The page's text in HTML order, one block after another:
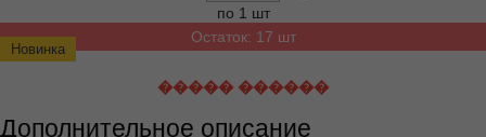
Новинка
по 1 шт
Остаток: 17 шт
����� ������
Дополнительное описание